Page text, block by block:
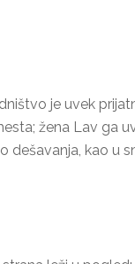
je uvek
žena Lav ga
kao u